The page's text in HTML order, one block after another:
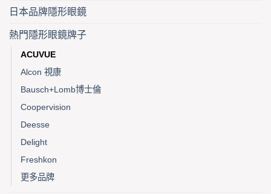
日本品牌隱形眼鏡
熱門隱形眼鏡牌子
ACUVUE
Alcon 視康
Bausch+Lomb博士倫
Coopervision
Deesse
Delight
Freshkon
更多品牌